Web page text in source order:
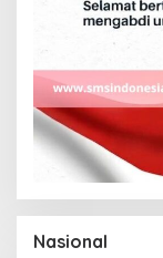
Nasional